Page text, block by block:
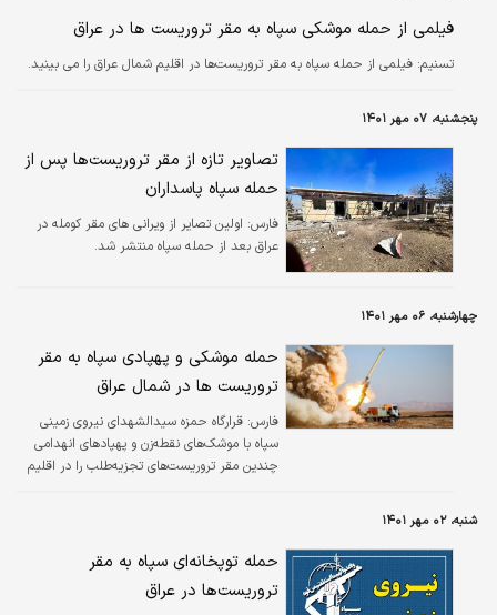
فیلمی از حمله موشکی سپاه به مقر تروریست ها در عراق
تسنیم: فیلمی از حمله سپاه به مقر تروریست‌ها در اقلیم شمال عراق را می بینید.
پنجشنبه، ۰۷ مهر ۱۴۰۱
تصاویر تازه از مقر تروریست‌ها پس از
حمله سپاه پاسداران
فارس: اولین تصایر از ویرانی های مقر کومله در
عراق بعد از حمله سپاه منتشر شد.
چهارشنبه، ۰۶ مهر ۱۴۰۱
حمله موشکی و پهپادی سپاه به مقر
تروریست ها در شمال عراق
فارس: قرارگاه حمزه سیدالشهدای نیروی زمینی
سپاه با موشک‌های نقطه‌زن و پهپادهای انهدامی
چندین مقر تروریست‌های تجزیه‌طلب را در اقلیم
شنبه، ۰۲ مهر ۱۴۰۱
حمله توپخانه‌ای سپاه به مقر
تروریست‌ها در عراق